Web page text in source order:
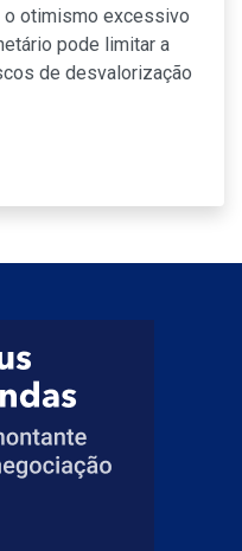
o otimismo excessivo
pode limitar a
de desvalorização